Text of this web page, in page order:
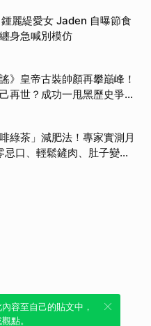
麗緹愛女 Jaden 自曝節食
身急喊別模仿
》皇帝古裝帥顏再攀巔峰！
再世？成功一甩黑歷史爭議
綠茶」減肥法！專家實測月
忌口、輕鬆鏟肉、肚子變
，透過發布貼
容至自己的貼文中，
點。